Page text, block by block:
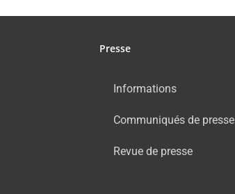
Presse
Informations
Communiqués de presse
Revue de presse